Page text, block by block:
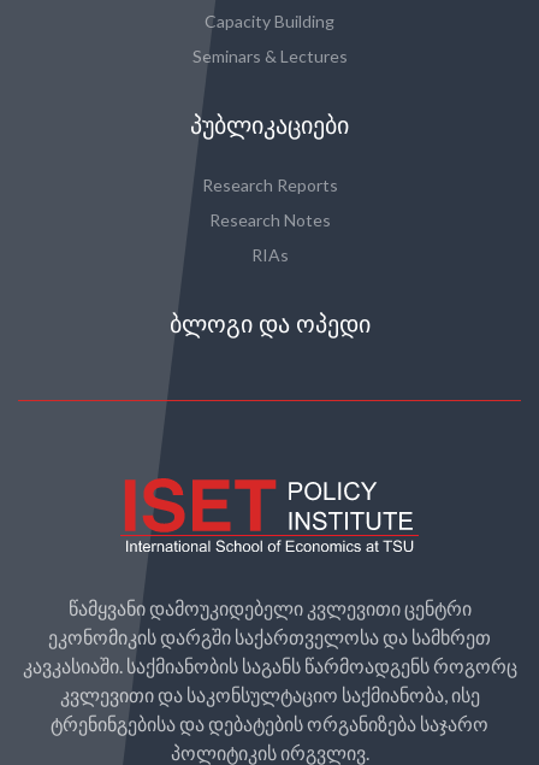
Capacity Building
Seminars & Lectures
ᲞᲣᲑᲚᲘᲙᲐᲪᲘᲔᲑᲘ
Research Reports
Research Notes
RIAs
ᲑᲚᲝᲒᲘ ᲓᲐ ᲝᲞᲔᲓᲘ
წამყვანი დამოუკიდებელი კვლევითი ცენტრი
ეკონომიკის დარგში საქართველოსა და სამხრეთ
კავკასიაში. საქმიანობის საგანს წარმოადგენს როგორც
კვლევითი და საკონსულტაციო საქმიანობა, ისე
ტრენინგებისა და დებატების ორგანიზება საჯარო
პოლიტიკის ირგვლივ.